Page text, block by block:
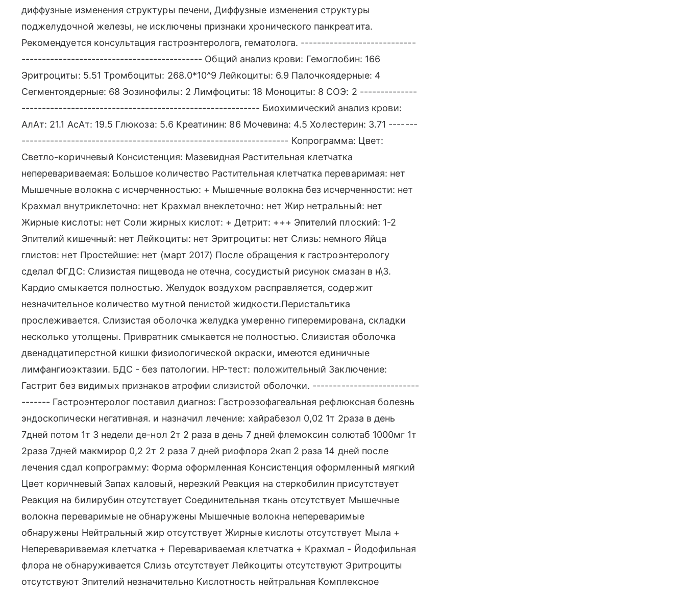
диффузные изменения структуры печени, Диффузные изменения структуры
поджелудочной железы, не исключены признаки хронического панкреатита.
Рекомендуется консультация гастроэнтеролога, гематолога. ----------------------------
-------------------------------------------- Общий анализ крови: Гемоглобин: 166
Эритроциты: 5.51 Тромбоциты: 268.0*10^9 Лейкоциты: 6.9 Палочкоядерные: 4
Сегментоядерные: 68 Эозинофилы: 2 Лимфоциты: 18 Моноциты: 8 СОЭ: 2 --------------
---------------------------------------------------------- Биохимический анализ крови:
АлАт: 21.1 АсАт: 19.5 Глюкоза: 5.6 Креатинин: 86 Мочевина: 4.5 Холестерин: 3.71 -------
----------------------------------------------------------------- Копрограмма: Цвет:
Светло-коричневый Консистенция: Мазевидная Растительная клетчатка
неперевариваемая: Большое количество Растительная клетчатка переваримая: нет
Мышечные волокна с исчерченностью: + Мышечные волокна без исчерченности: нет
Крахмал внутриклеточно: нет Крахмал внеклеточно: нет Жир нетральный: нет
Жирные кислоты: нет Соли жирных кислот: + Детрит: +++ Эпителий плоский: 1-2
Эпителий кишечный: нет Лейкоциты: нет Эритроциты: нет Слизь: немного Яйца
глистов: нет Простейшие: нет (март 2017) После обращения к гастроэнтерологу
сделал ФГДС: Слизистая пищевода не отечна, сосудистый рисунок смазан в н\3.
Кардио смыкается полностью. Желудок воздухом расправляется, содержит
незначительное количество мутной пенистой жидкости.Перистальтика
прослеживается. Слизистая оболочка желудка умеренно гиперемирована, складки
несколько утолщены. Привратник смыкается не полностью. Слизистая оболочка
двенадцатиперстной кишки физиологической окраски, имеются единичные
лимфангиоэктазии. БДС - без патологии. HP-тест: положительный Заключение:
Гастрит без видимых признаков атрофии слизистой оболочки. --------------------------
------- Гастроэнтеролог поставил диагноз: Гастроэзофагеальная рефлюксная болезнь
эндоскопически негативная. и назначил лечение: хайрабезол 0,02 1т 2раза в день
7дней потом 1т 3 недели де-нол 2т 2 раза в день 7 дней флемоксин солютаб 1000мг 1т
2раза 7дней макмирор 0,2 2т 2 раза 7 дней риофлора 2кап 2 раза 14 дней после
лечения сдал копрограмму: Форма оформленная Консистенция оформленный мягкий
Цвет коричневый Запах каловый, нерезкий Реакция на стеркобилин присутствует
Реакция на билирубин отсутствует Соединительная ткань отсутствует Мышечные
волокна переваримые не обнаружены Мышечные волокна непереваримые
обнаружены Нейтральный жир отсутствует Жирные кислоты отсутствует Мыла +
Неперевариваемая клетчатка + Перевариваемая клетчатка + Крахмал - Йодофильная
флора не обнаруживается Слизь отсутствует Лейкоциты отсутствуют Эритроциты
отсутствуют Эпителий незначительно Кислотность нейтральная Комплексное